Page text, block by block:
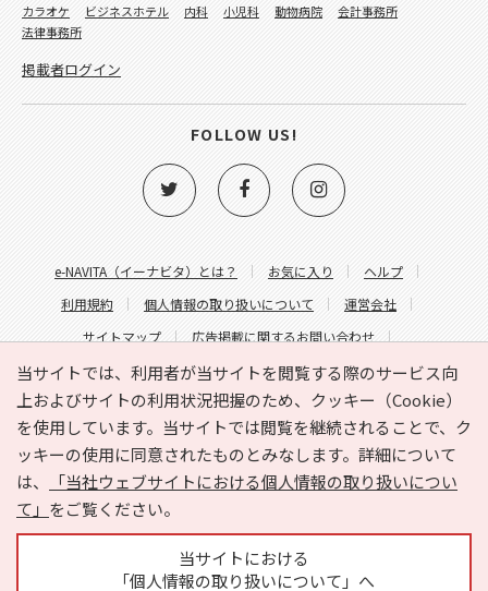
当サイトでは、利用者が当サイトを閲覧する際のサービス向
上およびサイトの利用状況把握のため、クッキー（Cookie）
を使用しています。当サイトでは閲覧を継続されることで、ク
ッキーの使用に同意されたものとみなします。詳細について
は、
「当社ウェブサイトにおける個人情報の取り扱いについ
て」 をご覧ください。
当サイトにおける
「個人情報の取り扱いについて」へ
e-NAVITA（イーナビタ）とは？ お気に入り
ヘルプ
利用規約
個人情報の取り扱いについて
運営会社
サイトマップ
広告掲載に関するお問い合わせ
サイトの内容に関するお問い合わせ
カラオケ
ビジネスホテル 内科 小児科 動物病院
会計事務所
法律事務所
掲載者ログイン
FOLLOW US!
Copyright © HYOJITO.Co.,Ltd. All Rights Reserved.